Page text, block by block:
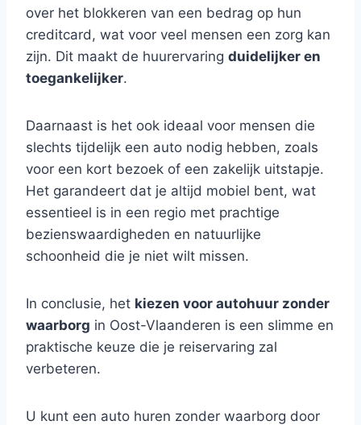
over het blokkeren van een bedrag op hun
creditcard, wat voor veel mensen een zorg kan
zijn. Dit maakt de huurervaring duidelijker en
toegankelijker.
Daarnaast is het ook ideaal voor mensen die
slechts tijdelijk een auto nodig hebben, zoals
voor een kort bezoek of een zakelijk uitstapje.
Het garandeert dat je altijd mobiel bent, wat
essentieel is in een regio met prachtige
bezienswaardigheden en natuurlijke
schoonheid die je niet wilt missen.
In conclusie, het kiezen voor autohuur zonder
waarborg in Oost-Vlaanderen is een slimme en
praktische keuze die je reiservaring zal
verbeteren.
U kunt een auto huren zonder waarborg door